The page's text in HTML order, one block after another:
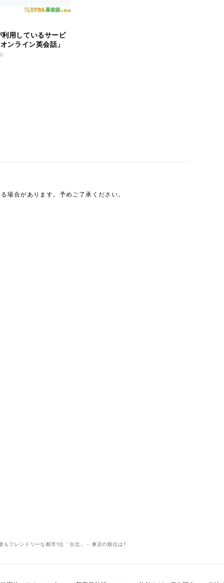
用しているサービ
ンライン英会話」
1つは?
場合があります。予めご了承ください。
もフレンドリーな都市1位「台北」 - 東京の順位は?